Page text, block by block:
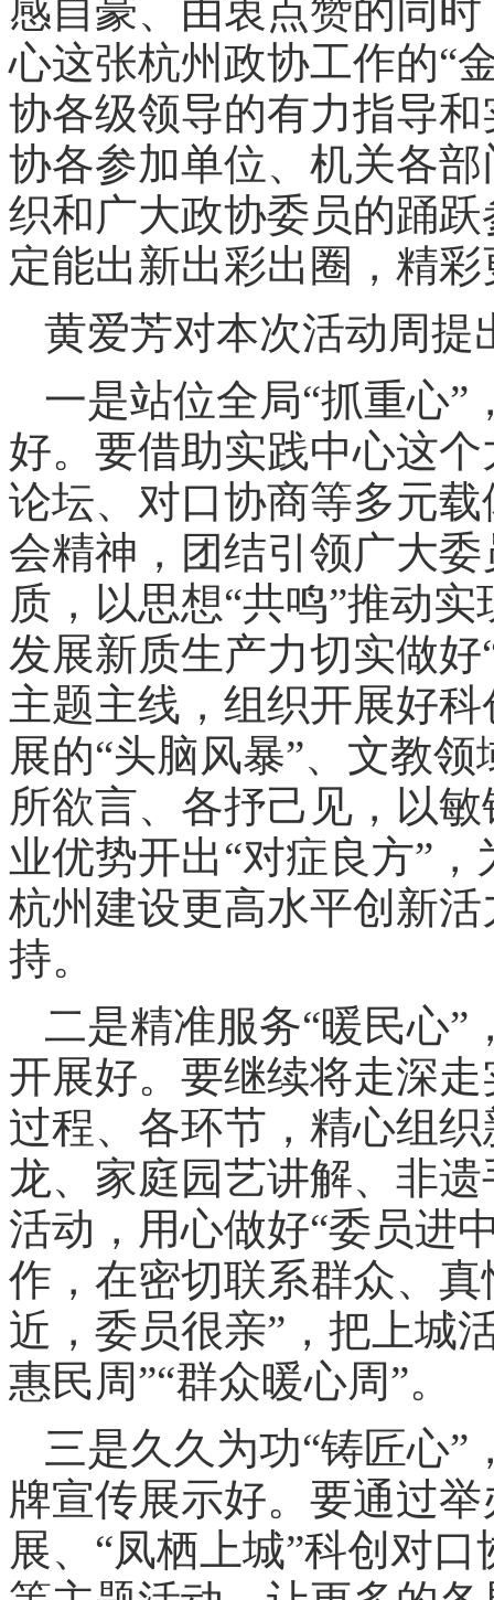
感自豪、由衷点赞的同
心这张杭州政协工作的“
协各级领导的有力指导
协各参加单位、机关各
织和广大政协委员的踊
定能出新出彩出圈，精
黄爱芳对本次活动周提
一是站位全局“抓重心
好。要借助实践中心这
论坛、对口协商等多元
会精神，团结引领广大
质，以思想“共鸣”推动
发展新质生产力切实做
主题主线，组织开展好
展的“头脑风暴”、文教
所欲言、各抒己见，以
业优势开出“对症良方”
杭州建设更高水平创新
持。
二是精准服务“暖民心
开展好。要继续将走深
过程、各环节，精心组
龙、家庭园艺讲解、非
活动，用心做好“委员进
作，在密切联系群众、
近，委员很亲”，把上城
惠民周”“群众暖心周”。
三是久久为功“铸匠心
牌宣传展示好。要通过
展、“凤栖上城”科创对